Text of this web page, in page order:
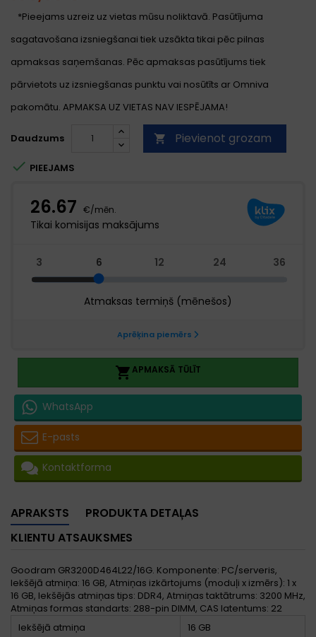
*Pieejams uzreiz uz vietas mūsu noliktavā. Pasūtījuma
sagatavošana izsniegšanai tiek uzsākta tikai pēc pilnas
apmaksas saņemšanas. Pēc apmaksas pasūtījums tiek
pārvietots uz izsniegšanas punktu vai nosūtīts ar Omniva
pakomātu. APMAKSA UZ VIETAS NAV IESPĒJAMA!
Daudzums  Pievienot grozam
 PIEEJAMS
APMAKSĀ TŪLĪT
WhatsApp
E-pasts
Kontaktforma
APRAKSTS
PRODUKTA DETAĻAS
KLIENTU ATSAUKSMES
Goodram GR3200D464L22/16G. Komponente: PC/serveris,
Iekšējā atmiņa: 16 GB, Atmiņas izkārtojums (moduļi x izmērs): 1 x
16 GB, Iekšējās atmiņas tips: DDR4, Atmiņas taktātrums: 3200 MHz,
Atmiņas formas standarts: 288-pin DIMM, CAS latentums: 22
Iekšējā atmiņa
16 GB